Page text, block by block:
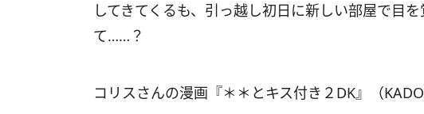
してきてくるも、引っ越し初日に新しい部屋で目
て……？
コリスさんの漫画『＊＊とキス付き２DK』（